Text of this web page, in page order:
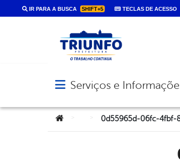
IR PARA A BUSCA SHIFT+5 TECLAS DE ACESSO
Abrir menu principal de
Serviços e
Você está aqui:0d55965d-06fc-4fbf-